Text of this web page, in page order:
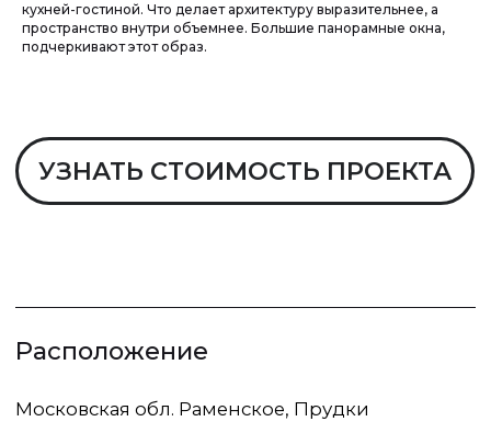
кухней-гостиной. Что делает архитектуру выразительнее, а
пространство внутри объемнее. Большие панорамные окна,
подчеркивают этот образ.
УЗНАТЬ СТОИМОСТЬ ПРОЕКТА
Московская обл. Раменское, Прудки
Смирнов Василий
Площадь
Расположение